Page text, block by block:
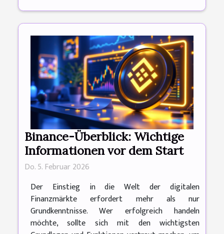
Binance-Überblick: Wichtige
Informationen vor dem Start
Do. 5. Februar 2026
Der Einstieg in die Welt der digitalen
Finanzmärkte erfordert mehr als nur
Grundkenntnisse. Wer erfolgreich handeln
möchte, sollte sich mit den wichtigsten